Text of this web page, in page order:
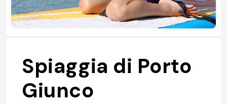
Spiaggia di Porto
Giunco